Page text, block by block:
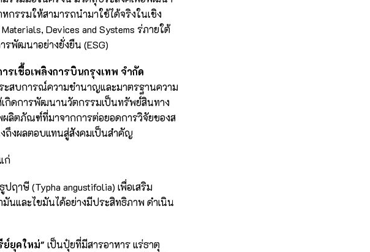
กรรมให้สามารถนำมาใช้ได้จริงในเชิง
Devices and Systems ร่ภายใต้
พัฒนาอย่างยั่งยืน (ESG)
เชื้อเพลิงการบินกรุงเทพ จำกัด
ะสบการณ์ความชำนาญและมาตรฐานความ
กิดการพัฒนานวัตกรรมเป็นทรัพย์สินทาง
ลิตภัณฑ์ที่มาจากการต่อยอดการวิจัยของส
ถึงผลตอบแทนสู่สังคมเป็นสำคัญ
ก่
ฤาษี (Typha angustifolia) เพื่อเสริม
และไขมันได้อย่างมีประสิทธิภาพ ดำเนิน
ย์ยุคใหม่" เป็นปุ๋ยที่มีสารอาหาร แร่ธาตุ